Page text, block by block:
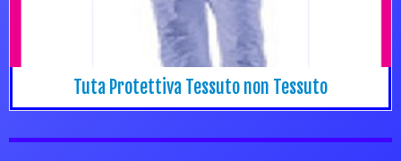
Tuta Protettiva Tessuto non Tessuto